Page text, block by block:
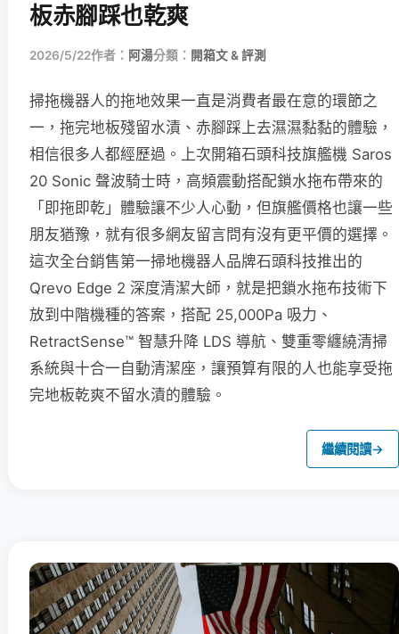
板赤腳踩也乾爽
2026/5/22作者： 阿湯分類： 開箱文 & 評測
掃拖機器人的拖地效果一直是消費者最在意的環節之
一，拖完地板殘留水漬、赤腳踩上去濕濕黏黏的體驗，
相信很多人都經歷過。上次開箱石頭科技旗艦機 Saros
20 Sonic 聲波騎士時，高頻震動搭配鎖水拖布帶來的
「即拖即乾」體驗讓不少人心動，但旗艦價格也讓一些
朋友猶豫，就有很多網友留言問有沒有更平價的選擇。
這次全台銷售第一掃地機器人品牌石頭科技推出的
Qrevo Edge 2 深度清潔大師，就是把鎖水拖布技術下
放到中階機種的答案，搭配 25,000Pa 吸力、
RetractSense™ 智慧升降 LDS 導航、雙重零纏繞清掃
系統與十合一自動清潔座，讓預算有限的人也能享受拖
完地板乾爽不留水漬的體驗。
繼續閱讀→